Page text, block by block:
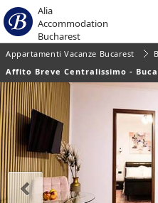
Alia
Accommodation
Bucharest
Appartamenti Vacanze Bucarest
Affito Breve Centralissimo -